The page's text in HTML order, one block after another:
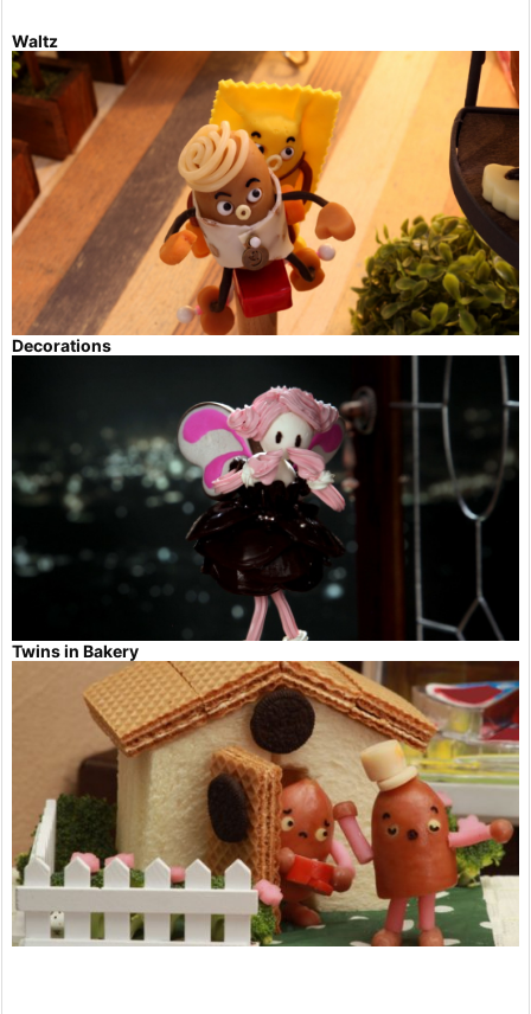
Waltz
Decorations
Twins in Bakery